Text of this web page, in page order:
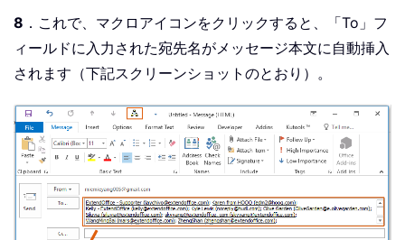
8 ．これで、マクロアイコンをクリックすると、「To」フ
ィールドに入力された宛先名がメッセージ本文に自動挿入
されます（下記スクリーンショットのとおり）。